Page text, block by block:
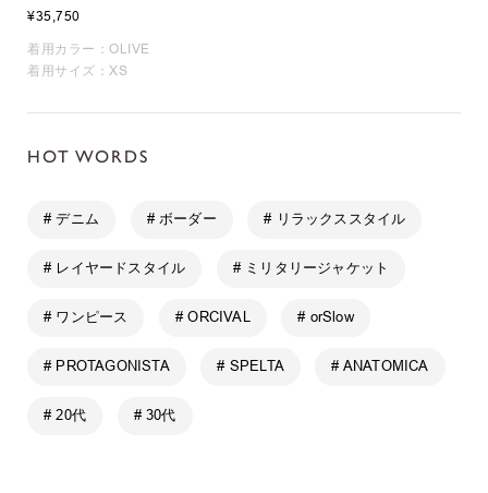
¥35,750
着用カラー：OLIVE
着用サイズ：XS
HOT WORDS
# デニム # ボーダー # リラックススタイル
# レイヤードスタイル # ミリタリージャケット
# ワンピース # ORCIVAL # orSlow
# PROTAGONISTA # SPELTA # ANATOMICA
# 20代 # 30代